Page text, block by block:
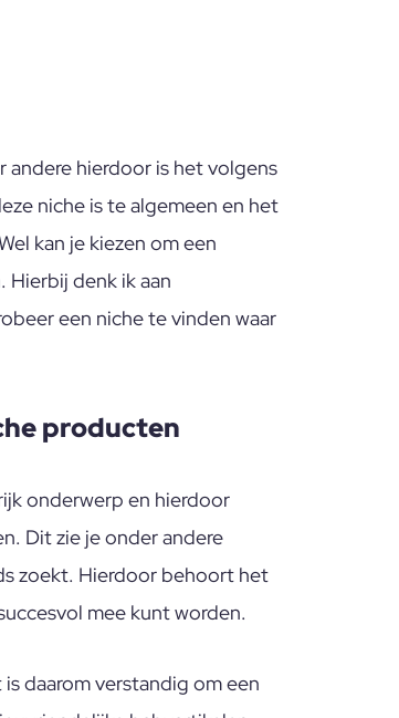
andere hierdoor is het volgens
niche is te algemeen en het
kan je kiezen om een
denk ik aan
een niche te vinden waar
producten
onderwerp en hierdoor
Dit zie je onder andere
zoekt. Hierdoor behoort het
mee kunt worden.
daarom verstandig om een